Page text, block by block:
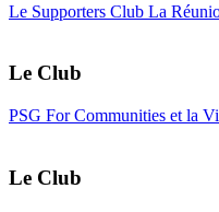
Le Supporters Club La
Le Club
PSG For Communities et la
Le Club